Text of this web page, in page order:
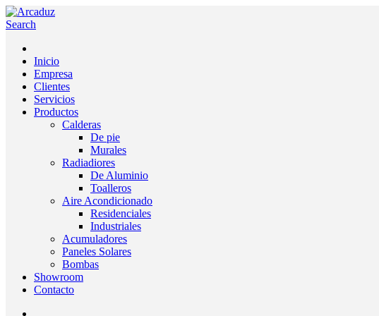
Search
Inicio
Empresa
Clientes
Servicios
Productos
Calderas
De pie
Murales
Radiadiores
De Aluminio
Toalleros
Aire Acondicionado
Residenciales
Industriales
Acumuladores
Paneles Solares
Bombas
Showroom
Contacto